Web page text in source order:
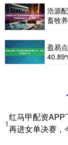
浩源
畜牧
盈易
1
红马甲配资APP
再进女单决赛，